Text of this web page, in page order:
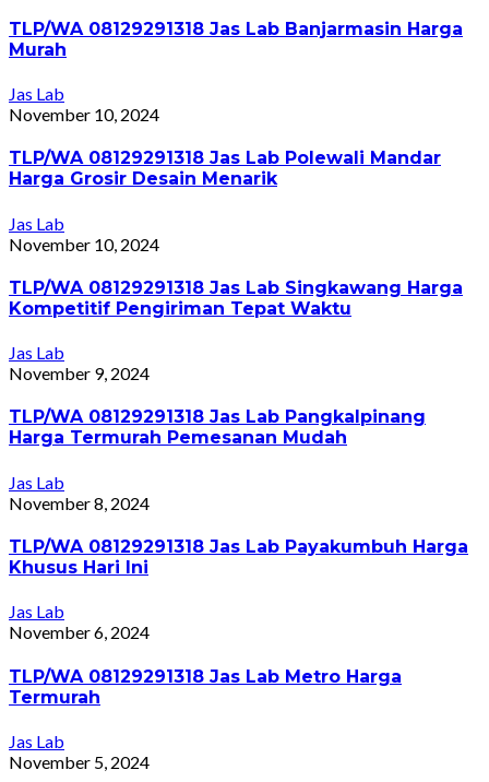
TLP/WA 08129291318 Jas Lab Banjarmasin Harga
Murah
Jas Lab
November 10, 2024
TLP/WA 08129291318 Jas Lab Polewali Mandar
Harga Grosir Desain Menarik
Jas Lab
November 10, 2024
TLP/WA 08129291318 Jas Lab Singkawang Harga
Kompetitif Pengiriman Tepat Waktu
Jas Lab
November 9, 2024
TLP/WA 08129291318 Jas Lab Pangkalpinang
Harga Termurah Pemesanan Mudah
Jas Lab
November 8, 2024
TLP/WA 08129291318 Jas Lab Payakumbuh Harga
Khusus Hari Ini
Jas Lab
November 6, 2024
TLP/WA 08129291318 Jas Lab Metro Harga
Termurah
Jas Lab
November 5, 2024